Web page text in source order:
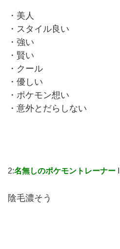
・美人
・スタイル良い
・強い
・賢い
・クール
・優しい
・ポケモン想い
・意外とだらしない
2:名無しのポケモントレーナー
陰毛濃そう